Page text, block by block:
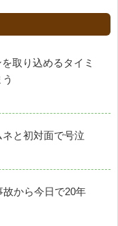
取り込めるタイミ
と初対面で号泣
から今日で20年